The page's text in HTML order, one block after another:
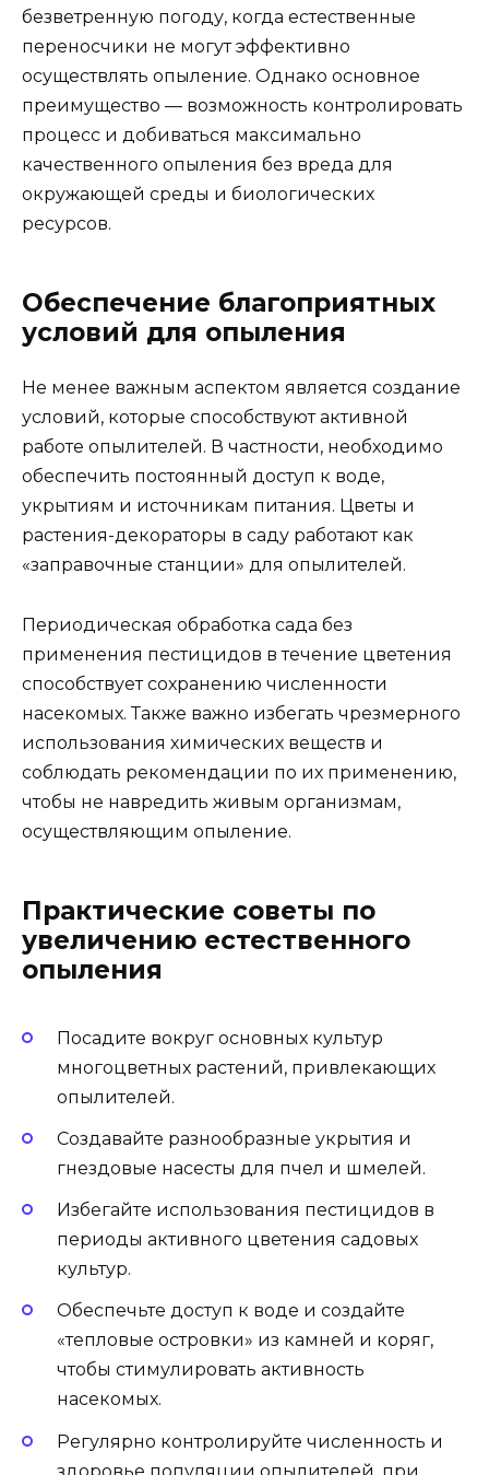
безветренную погоду, когда естественные
переносчики не могут эффективно
осуществлять опыление. Однако основное
преимущество — возможность контролировать
процесс и добиваться максимально
качественного опыления без вреда для
окружающей среды и биологических
ресурсов.
Обеспечение благоприятных
условий для опыления
Не менее важным аспектом является создание
условий, которые способствуют активной
работе опылителей. В частности, необходимо
обеспечить постоянный доступ к воде,
укрытиям и источникам питания. Цветы и
растения-декораторы в саду работают как
«заправочные станции» для опылителей.
Периодическая обработка сада без
применения пестицидов в течение цветения
способствует сохранению численности
насекомых. Также важно избегать чрезмерного
использования химических веществ и
соблюдать рекомендации по их применению,
чтобы не навредить живым организмам,
осуществляющим опыление.
Практические советы по
увеличению естественного
опыления
Посадите вокруг основных культур
многоцветных растений, привлекающих
опылителей.
Создавайте разнообразные укрытия и
гнездовые насесты для пчел и шмелей.
Избегайте использования пестицидов в
периоды активного цветения садовых
культур.
Обеспечьте доступ к воде и создайте
«тепловые островки» из камней и коряг,
чтобы стимулировать активность
насекомых.
Регулярно контролируйте численность и
здоровье популяции опылителей, при